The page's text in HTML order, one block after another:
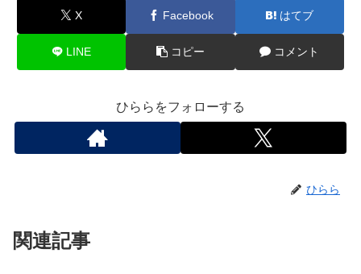
X Facebook はてブ
LINE コピー コメント
ひららをフォローする
ひらら
関連記事